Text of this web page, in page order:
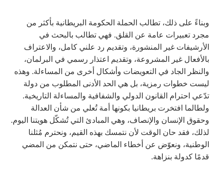
وبناءً على ذلك، تطالب الحملة الحكومة البريطانية بأكثر من
مجرد تعبيرات عامة عن القلق. فهي تطالب بالبحث في
الأرشيفات غير المنشورة، وتقديم رد علني كامل، والاعتراف
بالأفعال غير المشروعة، وتقديم اعتذار رسمي في البرلمان،
والنظر الجاد في التعويضات وأشكال أخرى من المساءلة. وهذه
ليست خطوات رمزية، بل هي الحد الأدنى المطلوب من دولة
تدّعي احترام القانون الدولي والشفافية والمساءلة التاريخية.
ولطالما افتخرت بريطانيا بكونها أمة تُعلي من شأن العدالة
وحقوق الإنسان والإنصاف، وهي المبادئ التي تُشكّل هويتنا اليوم.
لذلك، فقد حان الوقت لأن نتمسك بهذه القيم، ونحترم مُثلنا
الوطنية، ونعوّض عن أخطاء الماضي، حتى نتمكن من المضي
قدمًا كدولة بنزاهة.